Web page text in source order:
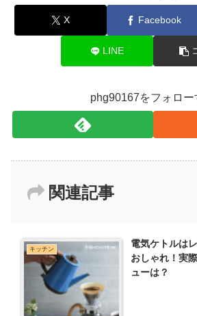
X Facebook
LINE
phg90167をフォロー
関連記事
キッチン
電気ケトルは
おしゃれ！実
ューは？